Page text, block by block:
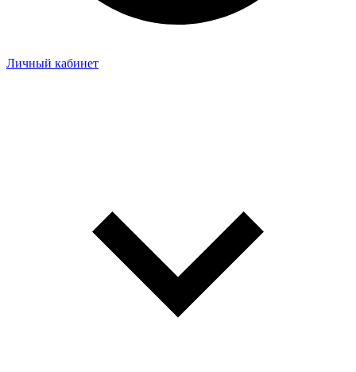
Личный кабинет